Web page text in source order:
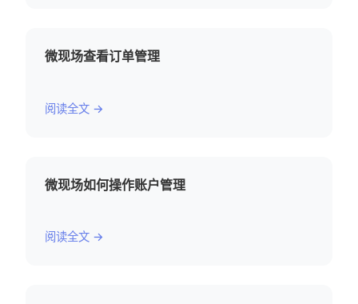
微现场查看订单管理
阅读全文 →
微现场如何操作账户管理
阅读全文 →